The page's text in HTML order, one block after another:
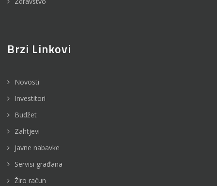
Brzi Linkovi
Novosti
Investitori
Budžet
Zahtjevi
Javne nabavke
Servisi građana
Žiro račun